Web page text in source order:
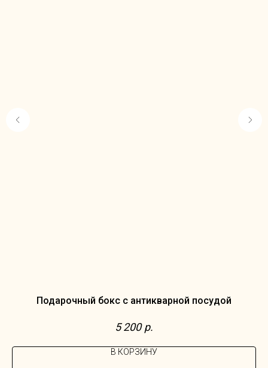
Подарочный бокс с антикварной посудой
5 200 р.
В КОРЗИНУ